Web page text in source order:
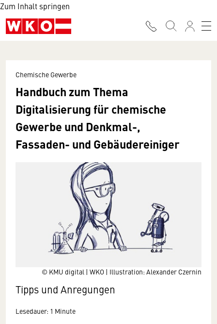
Zum Inhalt springen
© KMU digital | WKO | Illustration: Alexander Czernin
Chemische Gewerbe
Handbuch zum Thema
Digitalisierung für chemische
Gewerbe und Denkmal-,
Fassaden- und Gebäudereiniger
Tipps und Anregungen
Lesedauer: 1 Minute